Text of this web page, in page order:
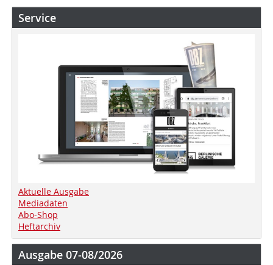
Service
Aktuelle Ausgabe
Mediadaten
Abo-Shop
Heftarchiv
Ausgabe 07-08/2026